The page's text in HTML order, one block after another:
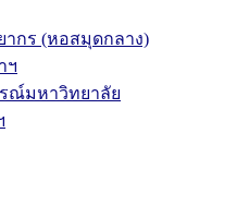
กร (หอสมุดกลาง)
ฯ
ณ์มหาวิทยาลัย